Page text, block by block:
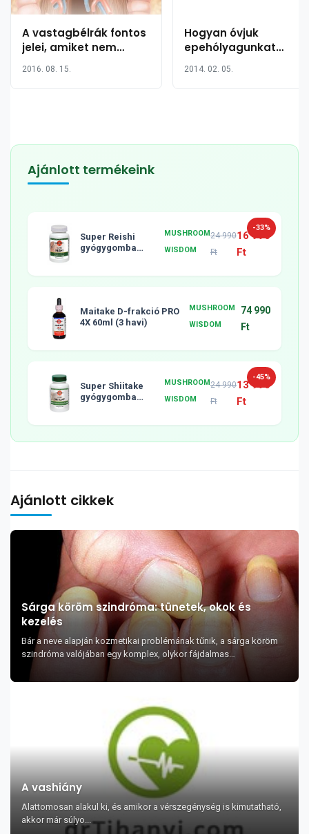
A vastagbélrák fontos
jelei, amiket nem
hagynia
2016. 08. 15.
Hogyan óvjuk
epehólyagunkat
ételekkel?
2014. 02. 05.
Ajánlott termékeink
-33%
Super Reishi
gyógygomba
MUSHROOM
WISDOM
24 990
Ft
16 990
Ft
Maitake D-frakció PRO
4X 60ml (3 havi)
MUSHROOM
WISDOM
74 990
Ft
-45%
Super Shiitake
gyógygomba
MUSHROOM
WISDOM
24 990
Ft
13 990
Ft
Ajánlott cikkek
Sárga köröm szindróma: tünetek, okok és
kezelés
Bár a neve alapján kozmetikai problémának tűnik, a sárga köröm
szindróma valójában egy komplex, olykor fájdalmas
rendellenesség, mely a szervezet több részét ...
A vashiány
Alattomosan alakul ki, és amikor a vérszegénység is kimutatható,
akkor már súlyo...